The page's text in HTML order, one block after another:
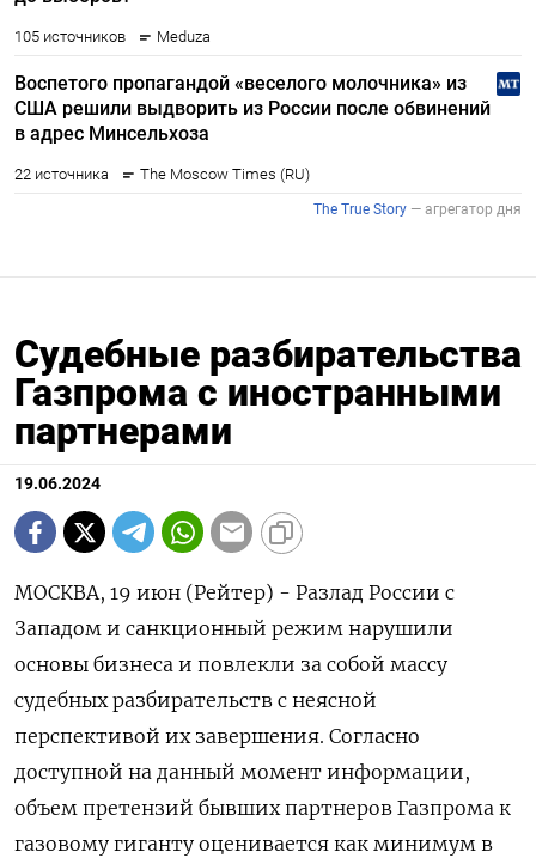
Судебные разбирательства
Газпрома с иностранными
партнерами
19.06.2024
МОСКВА, 19 июн (Рейтер) - Разлад России с
Западом и санкционный режим нарушили
основы бизнеса и повлекли за собой массу
судебных разбирательств с неясной
перспективой их завершения. Согласно
доступной на данный момент информации,
объем претензий бывших партнеров Газпрома к
газовому гиганту оценивается как минимум в